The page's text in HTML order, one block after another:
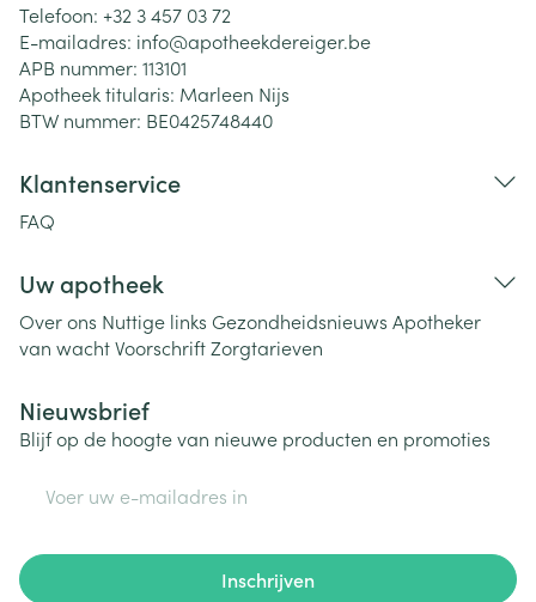
Telefoon: +32 3 457 03 72
E-mailadres: info@apotheekdereiger.be
APB nummer: 113101
Apotheek titularis: Marleen Nijs
BTW nummer: BE0425748440
Klantenservice
FAQ
Uw apotheek
Over ons Nuttige links Gezondheidsnieuws Apotheker
van wachtVoorschriftZorgtarieven
Nieuwsbrief
Blijf op de hoogte van nieuwe producten en promoties
Inschrijven